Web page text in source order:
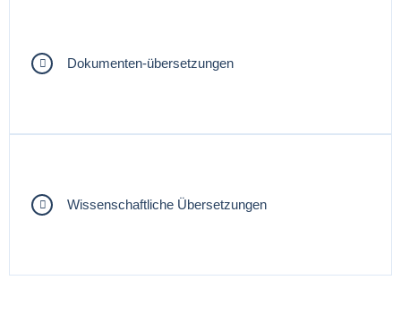
Dokumenten-übersetzungen
Wissenschaftliche Übersetzungen